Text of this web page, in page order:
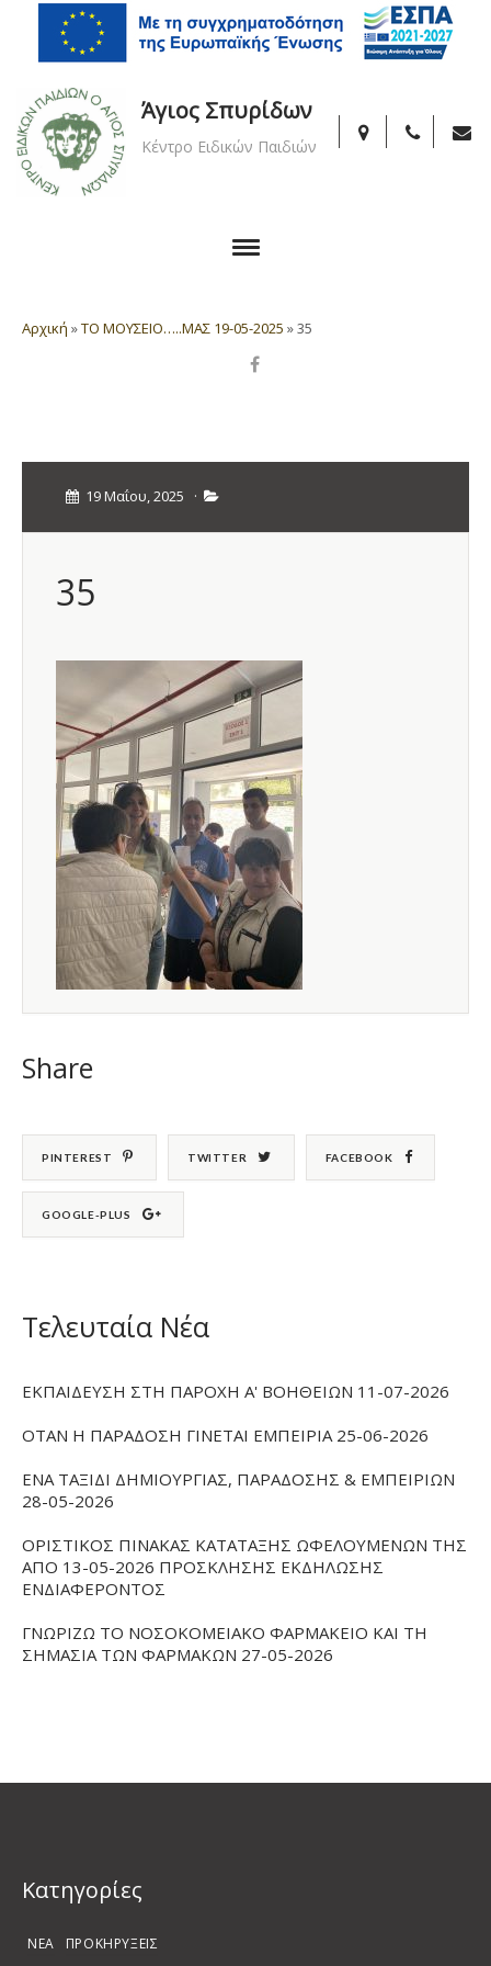
Άγιος Σπυρίδων
Κέντρο Ειδικών Παιδιών
Αρχική »ΤΟ ΜΟΥΣΕΙΟ…..ΜΑΣ 19-05-2025 »35
19 Μαΐου, 2025 ·
35
Share
PINTEREST TWITTER FACEBOOK
GOOGLE-PLUS
Τελευταία Νέα
ΕΚΠΑΙΔΕΥΣΗ ΣΤΗ ΠΑΡΟΧΗ Α' ΒΟΗΘΕΙΩΝ 11-07-2026
ΟΤΑΝ Η ΠΑΡΑΔΟΣΗ ΓΙΝΕΤΑΙ ΕΜΠΕΙΡΙΑ 25-06-2026
ΕΝΑ ΤΑΞΙΔΙ ΔΗΜΙΟΥΡΓΙΑΣ, ΠΑΡΑΔΟΣΗΣ & ΕΜΠΕΙΡΙΩΝ
28-05-2026
ΟΡΙΣΤΙΚΟΣ ΠΙΝΑΚΑΣ ΚΑΤΑΤΑΞΗΣ ΩΦΕΛΟΥΜΕΝΩΝ ΤΗΣ
ΑΠΟ 13-05-2026 ΠΡΟΣΚΛΗΣΗΣ ΕΚΔΗΛΩΣΗΣ
ΕΝΔΙΑΦΕΡΟΝΤΟΣ
ΓΝΩΡΙΖΩ ΤΟ ΝΟΣΟΚΟΜΕΙΑΚΟ ΦΑΡΜΑΚΕΙΟ ΚΑΙ ΤΗ
ΣΗΜΑΣΙΑ ΤΩΝ ΦΑΡΜΑΚΩΝ 27-05-2026
Kατηγορίες
ΝΕΑ ΠΡΟΚΗΡΥΞΕΙΣ